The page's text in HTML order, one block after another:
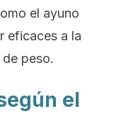
el ayuno
eficaces a la
peso.
el